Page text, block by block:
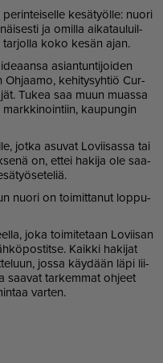
ke­sä­työl­le: nuo­ri
ja omil­la ai­ka­tau­luil­
koko ke­sän ajan.
asi­an­tun­ti­joi­den
Oh­jaa­mo, ke­hi­ty­syh­tiö Cur­
Tu­kea saa muun mu­as­sa
kau­pun­gin
jot­ka asu­vat Lo­vii­sas­sa tai
on, et­tei ha­ki­ja ole saa­
nuo­ri on toi­mit­ta­nut lop­pu­
joka toi­mi­te­taan Lo­vii­san
Kaik­ki ha­ki­jat
jos­sa käy­dään läpi lii­
saa­vat tar­kem­mat oh­jeet
var­ten.